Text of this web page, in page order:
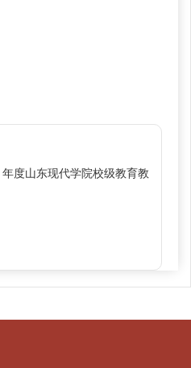
度山东现代学院校级教育教